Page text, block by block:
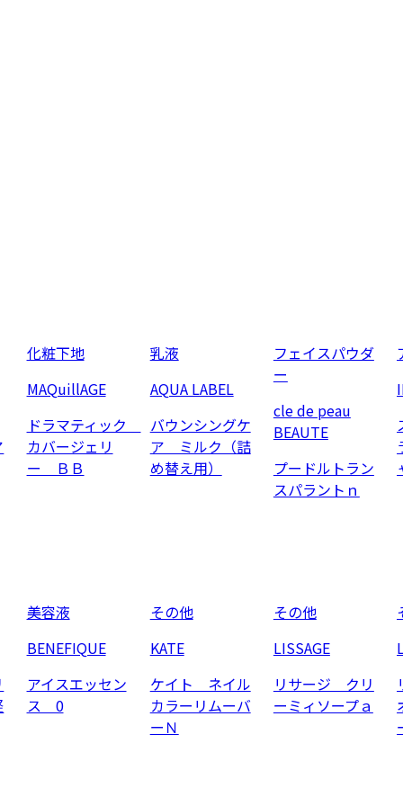
化粧下地
MAQuillAGE
ドラマティック
カバージェリ
ー ＢＢ
乳液
AQUA LABEL
バウンシングケ
ア ミルク（詰
め替え用）
フェイスパウダ
ー
cle de peau
BEAUTE
プードルトラン
スパラントｎ
美容液
BENEFIQUE
アイスエッセン
ス 0
その他
KATE
ケイト ネイル
カラーリムーバ
ーＮ
その他
LISSAGE
リサージ クリ
ーミィソープａ